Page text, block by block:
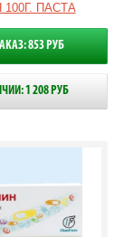
ПАСТА
853 РУБ
1 208 РУБ